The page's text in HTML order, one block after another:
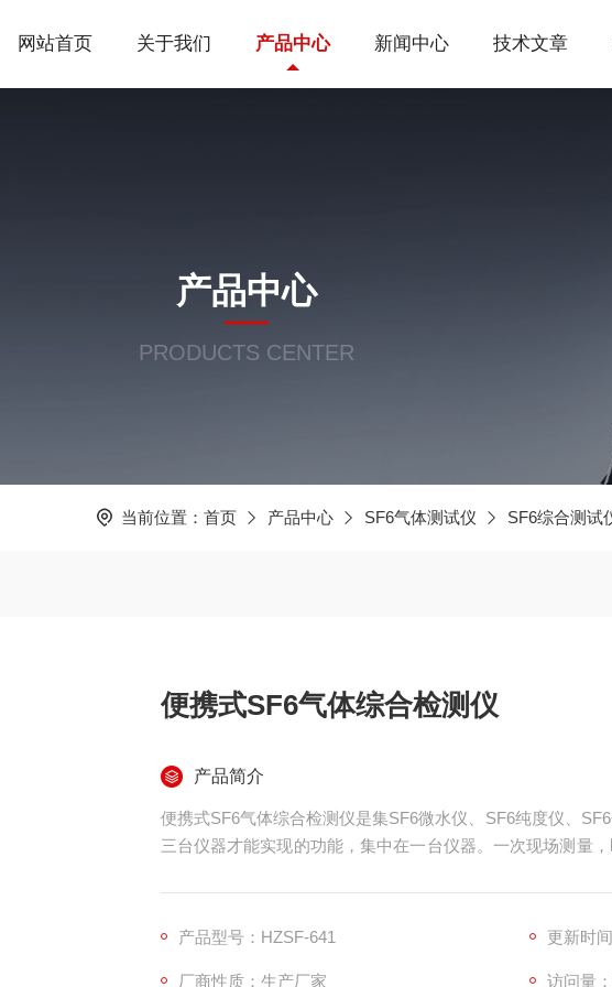
网站首页 关于我们 产品中心 新闻中心 技术文章
产品中心
PRODUCTS CENTER
当前位置： 首页 产品中心 SF6气体测试仪 SF6综合测试
便携式SF6气体综合检测仪
产品简介
便携式SF6气体综合检测仪是集SF6微水仪、SF6纯度仪、
三台仪器才能实现的功能，集中在一台仪器。一次现场测量
产品型号：HZSF-641 更新时
厂商性质：生产厂家 访问量